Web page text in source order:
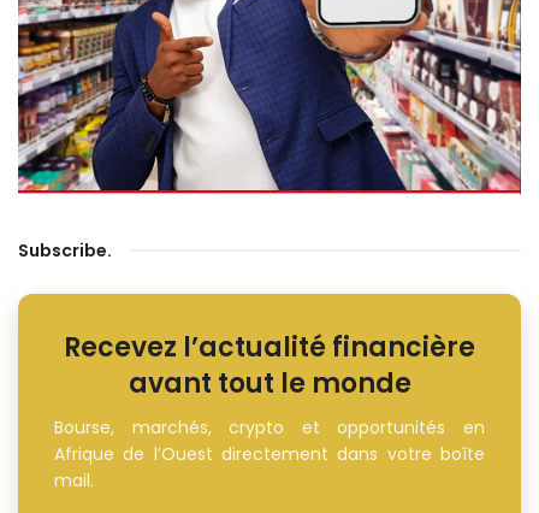
Subscribe.
Recevez l’actualité financière
avant tout le monde
Bourse, marchés, crypto et opportunités en
Afrique de l’Ouest directement dans votre boîte
mail.